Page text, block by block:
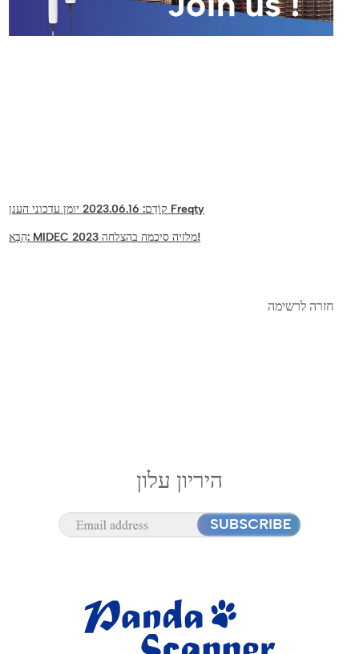
קוֹדֵם: 2023.06.16 יומן עדכוני הענן Freqty
הַבָּא: MIDEC 2023 מלזיה סיכמה בהצלחה!
חזרה לרשימה
היריון עלון